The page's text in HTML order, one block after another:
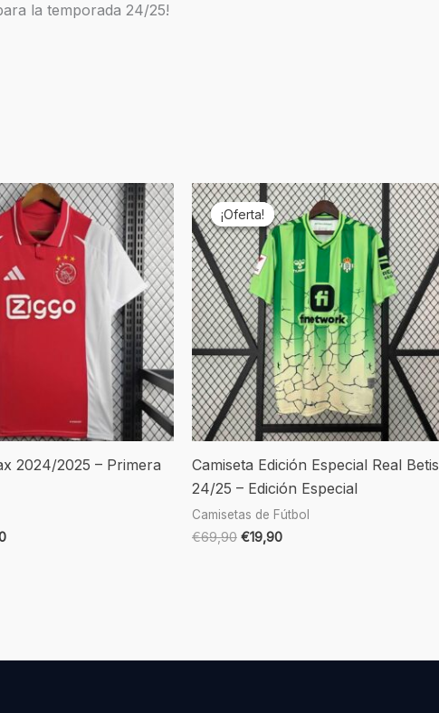
la temporada 24/25!
2024/2025 – Primera
El
precio
actual
es:
€19,90.
¡Oferta!
¡Oferta!
Camiseta Edición Especial Real Betis
24/25 – Edición Especial
Camisetas de Fútbol
€69,90
El
precio
original
era:
€69,90.
€19,90
El
precio
actual
€19,90.